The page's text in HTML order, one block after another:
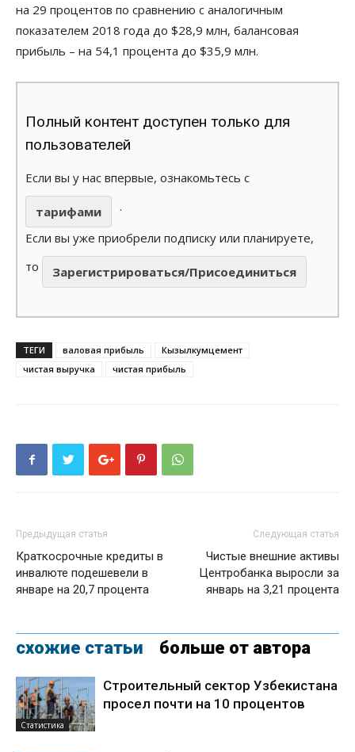
на 29 процентов по сравнению с аналогичным
показателем 2018 года до $28,9 млн, балансовая
прибыль – на 54,1 процента до $35,9 млн.
Полный контент доступен только для
пользователей
Если вы у нас впервые, ознакомьтесь с
тарифами
.
Если вы уже приобрели подписку или планируете,
то
Зарегистрироваться/Присоединиться
ТЕГИ валовая прибыль
Кызылкумцемент
чистая выручка
чистая прибыль
Предыдущая статья
Краткосрочные кредиты в
инвалюте подешевели в
январе на 20,7 процента
Следующая статья
Чистые внешние активы
Центробанка выросли за
январь на 3,21 процента
схожие статьи больше от автора
Статистика
Строительный сектор Узбекистана
просел почти на 10 процентов